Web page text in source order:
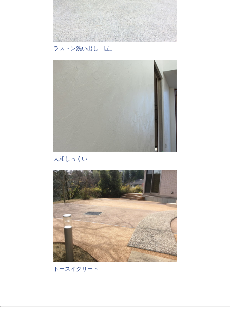
ラストン洗い出し「匠」
大和しっくい
トースイクリート